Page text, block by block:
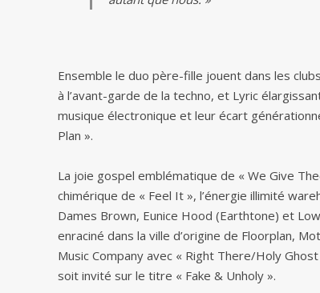
Ensemble le duo père-fille jouent dans les
à l’avant-garde de la techno, et Lyric
musique électronique et leur écart
Plan ».
La joie gospel emblématique de « We Give
chimérique de « Feel It », l’énergie illimité
Dames Brown, Eunice Hood (Earthtone) et
enraciné dans la ville d’origine de Floorplan,
Music Company avec « Right There/Holy
soit invité sur le titre « Fake & Unholy ».